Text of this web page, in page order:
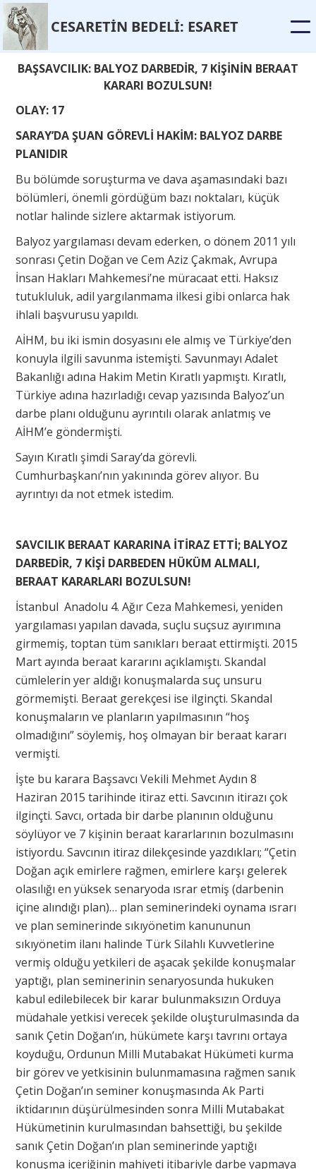
CESARETİN BEDELİ: ESARET
BAŞSAVCILIK: BALYOZ DARBEDİR, 7 KİŞİNİN BERAAT
KARARI BOZULSUN!
OLAY: 17
SARAY’DA ŞUAN GÖREVLİ HAKİM: BALYOZ DARBE
PLANIDIR
Bu bölümde soruşturma ve dava aşamasındaki bazı
bölümleri, önemli gördüğüm bazı noktaları, küçük
notlar halinde sizlere aktarmak istiyorum.
Balyoz yargılaması devam ederken, o dönem 2011 yılı
sonrası Çetin Doğan ve Cem Aziz Çakmak, Avrupa
İnsan Hakları Mahkemesi’ne müracaat etti. Haksız
tutukluluk, adil yargılanmama ilkesi gibi onlarca hak
ihlali başvurusu yapıldı.
AİHM, bu iki ismin dosyasını ele almış ve Türkiye’den
konuyla ilgili savunma istemişti. Savunmayı Adalet
Bakanlığı adına Hakim Metin Kıratlı yapmıştı. Kıratlı,
Türkiye adına hazırladığı cevap yazısında Balyoz’un
darbe planı olduğunu ayrıntılı olarak anlatmış ve
AİHM’e göndermişti.
Sayın Kıratlı şimdi Saray’da görevli.
Cumhurbaşkanı’nın yakınında görev alıyor. Bu
ayrıntıyı da not etmek istedim.
SAVCILIK BERAAT KARARINA İTİRAZ ETTİ; BALYOZ
DARBEDİR, 7 KİŞİ DARBEDEN HÜKÜM ALMALI,
BERAAT KARARLARI BOZULSUN!
İstanbul Anadolu 4. Ağır Ceza Mahkemesi, yeniden
yargılaması yapılan davada, suçlu suçsuz ayırımına
girmemiş, toptan tüm sanıkları beraat ettirmişti. 2015
Mart ayında beraat kararını açıklamıştı. Skandal
cümlelerin yer aldığı konuşmalarda suç unsuru
görmemişti. Beraat gerekçesi ise ilginçti. Skandal
konuşmaların ve planların yapılmasının “hoş
olmadığını” söylemiş, hoş olmayan bir beraat kararı
vermişti.
İşte bu karara Başsavcı Vekili Mehmet Aydın 8
Haziran 2015 tarihinde itiraz etti. Savcının itirazı çok
ilginçti. Savcı, ortada bir darbe planının olduğunu
söylüyor ve 7 kişinin beraat kararlarının bozulmasını
istiyordu. Savcının itiraz dilekçesinde yazdıkları; “Çetin
Doğan açık emirlere rağmen, emirlere karşı gelerek
olasılığı en yüksek senaryoda ısrar etmiş (darbenin
içine alındığı plan)… plan seminerindeki oynama ısrarı
ve plan seminerinde sıkıyönetim kanununun
sıkıyönetim ilanı halinde Türk Silahlı Kuvvetlerine
vermiş olduğu yetkileri de aşacak şekilde konuşmalar
yaptığı, plan seminerinin senaryosunda hukuken
kabul edilebilecek bir karar bulunmaksızın Orduya
müdahale yetkisi verecek şekilde oluşturulmasında da
sanık Çetin Doğan’ın, hükümete karşı tavrını ortaya
koyduğu, Ordunun Milli Mutabakat Hükümeti kurma
bir görev ve yetkisinin bulunmamasına rağmen sanık
Çetin Doğan’ın seminer konuşmasında Ak Parti
iktidarının düşürülmesinden sonra Milli Mutabakat
Hükümetinin kurulmasından bahsettiği, bu şekilde
sanık Çetin Doğan’ın plan seminerinde yaptığı
konuşma içeriğinin mahiyeti itibariyle darbe yapmaya